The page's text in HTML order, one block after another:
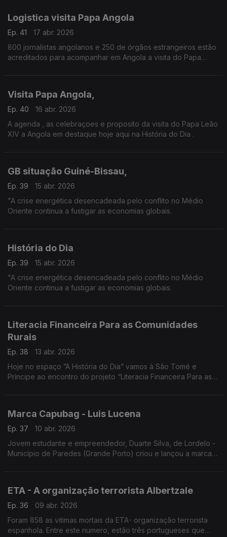
Logistica visita Papa Angola
Ep. 41
17 abr. 2026
800 jornalistas angolanos e 250 de órgãos estrangeiros estão
acreditados para acompanhar em Angola a visita do Papa
Visita Papa Angola,
Ep. 40
16 abr. 2026
A agenda , as celebraçoes e proposito da visita do Papa Leão
XIV a Angola em destaque hoje aqui na História do Dia .
GB situação Guiné-Bissau,
Ep. 39
15 abr. 2026
"A crise energética desencadeada pelo conflito no Médio
Oriente continua a fustigar as economias globais.
História do Dia
Ep. 39
15 abr. 2026
"A crise energética desencadeada pelo conflito no Médio
Oriente continua a fustigar as economias globais.
Literacia Financeira Para as Comunidades
Rurais
Ep. 38
13 abr. 2026
Hoje no espaço ”A História do Dia” vamos à São Tomé e
Príncipe ao encontro do projeto “Literacia Financeira Para as
Marca Capubag - Luis Lucena
Ep. 37
10 abr. 2026
Jovem estudante e empreendedor, Duarte Silva, de Lordelo -
Município de Paredes (Grande Porto) criou e lançou a marca
ETA - A organização terrorista Albertzale
Ep. 36
09 abr. 2026
Foram 858 as vitimas mortais da ETA- organização terrorista
espanhola. Entre este numero, estão três portugueses que